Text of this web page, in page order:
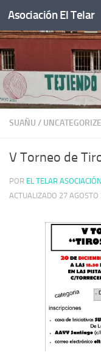
Saltar al contenido
Asociación El Telar
SUAÑU /
V Torneo de
POR EL TELAR ASOCIACIÓN
ACTUALIZADO 27